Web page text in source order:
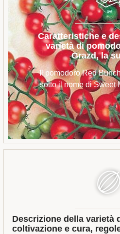
Caratteristiche e
varietà di
Grazd, la
Il pomodoro Red
sotto il nome di Sweet
Descrizione della varietà
coltivazione e cura,